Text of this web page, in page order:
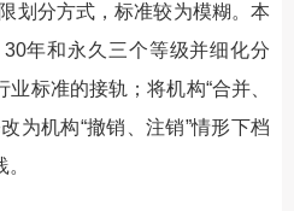
划分方式，标准较为模糊。本
年和永久三个等级并细化分
标准的接轨；将机构“合并、
为机构“撤销、注销”情形下档